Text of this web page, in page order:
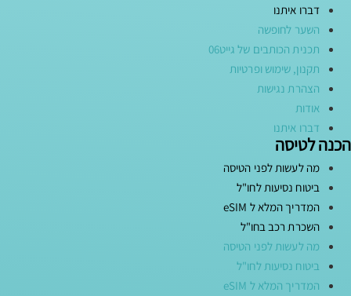
דברו איתנו
השער לחופשה
תכנית הכותבים של גייט06
תקנון, שימוש ופרטיות
הצהרת נגישות
אודות
דברו איתנו
הכנה לטיסה
מה לעשות לפני הטיסה
ביטוח נסיעות לחו"ל
המדריך המלא ל eSIM
השכרת רכב בחו"ל
מה לעשות לפני הטיסה
ביטוח נסיעות לחו"ל
המדריך המלא ל eSIM